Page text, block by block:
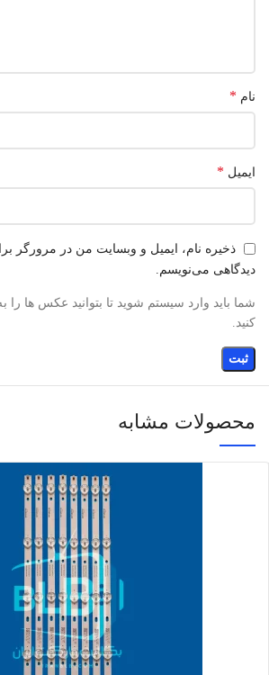
نام *
ایمیل *
ذخیره نام، ایمیل و وبسایت من در مرورگر
دیدگاهی می‌نویسم.
شما باید وارد سیستم شوید تا بتوانید عکس ها
کنید.
محصولات مشابه